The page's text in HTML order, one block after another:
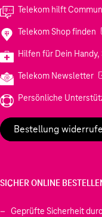
Telekom hilft
Telekom Shop finden
Hilfen für Dein
Telekom Newsletter
Persönliche
Bestellung
SICHER ONLINE
Geprüfte Sicherheit